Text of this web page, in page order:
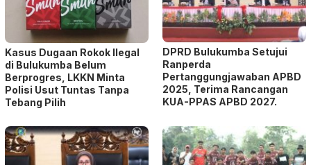
Kasus Dugaan Rokok Ilegal
di Bulukumba Belum
Berprogres, LKKN Minta
Polisi Usut Tuntas Tanpa
Tebang Pilih
DPRD Bulukumba Setujui
Ranperda
Pertanggungjawaban APBD
2025, Terima Rancangan
KUA-PPAS APBD 2027.